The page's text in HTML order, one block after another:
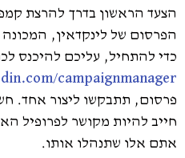
הצעד הראשון בדרך להרצת
הפרסום של לינקדאין, המכונה Campaign Manager.
כדי להתחיל, עליכם להיכנס
campaignmanager
פרסום, תתבקשו ליצור אחד.
חייב להיות מקושר לפרופיל
אתם אלו שתנהלו אותו.